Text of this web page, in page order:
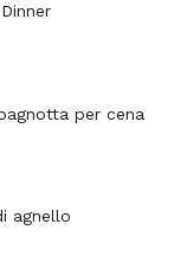
per cena
agnello